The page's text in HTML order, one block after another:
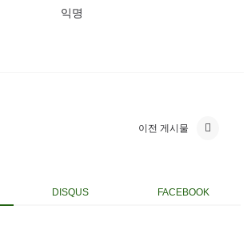
익명
이전 게시물
DISQUS FACEBOOK